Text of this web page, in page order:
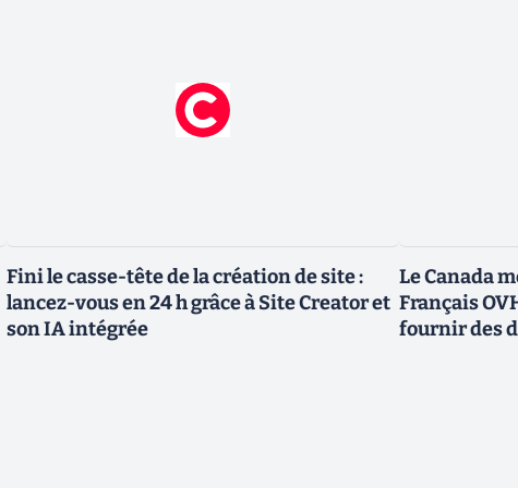
Fini le casse-tête de la création de site :
lancez-vous en 24 h grâce à Site Creator et
son IA intégrée
Le Canada
Français
fournir des